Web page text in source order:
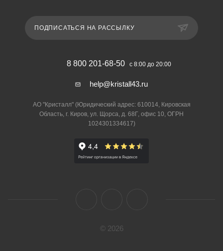
ПОДПИСАТЬСЯ НА РАССЫЛКУ
8 800 201-68-50 с 8:00 до 20:00
help@kristall43.ru
АО "Кристалл" (Юридический адрес: 610014, Кировская
Область, г. Киров, ул. Щорса, д. 68Г, офис 10, ОГРН
1024301334617)
© 2026